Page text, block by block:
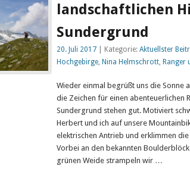
landschaftlichen
Sundergrund
20. Juli 2017| Kategorie: Aktuellster
Hochgebirge, Nina Helmschrott, Ranger
Wieder einmal begrüßt uns die Sonne
die Zeichen für einen abenteuerlichen
Sundergrund stehen gut. Motiviert
Herbert und ich auf unsere
elektrischen Antrieb und erklimmen
Vorbei an den bekannten
grünen Weide strampeln wir …